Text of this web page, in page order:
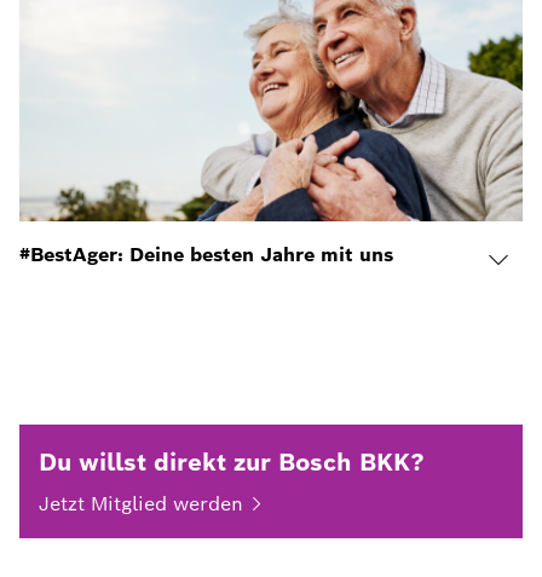
#BestAger: Deine besten Jahre mit uns
Du willst direkt zur Bosch BKK?
Jetzt Mitglied werden